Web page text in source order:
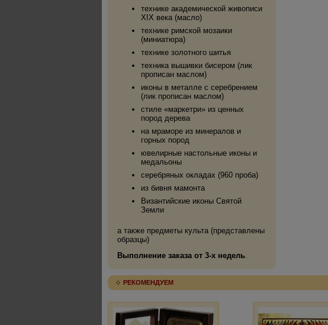
технике академической живописи
XIX века (масло)
технике римской мозаики
(миниатюра)
технике золотного шитья
техника вышивки бисером (лик
прописан маслом)
иконы в металле с серебрением
(лик прописан маслом)
стиле «маркетри» из ценных
пород дерева
на мраморе из минералов и
горных пород
ювелирные настольные иконы и
медальоны
серебряных окладах (960 проба)
из бивня мамонта
Византийские иконы Святой
Земли
а также предметы культа (представлены
образцы)
Выполнение заказа от 3-х недель.
РЕКОМЕНДУЕМ